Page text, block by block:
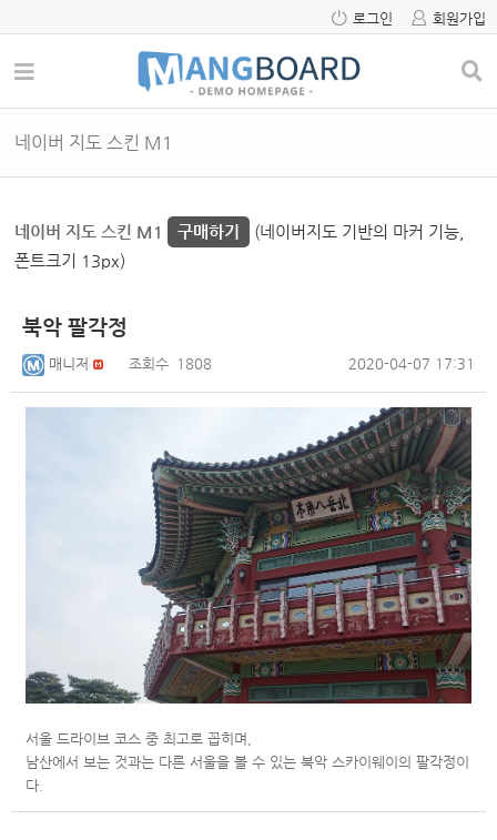
로그인 회원가입
네이버 지도 스킨 M1
네이버 지도 스킨 M1 구매하기
(네이버지도 기반의 마커 기능,
폰트크기 13px)
북악 팔각정
매니저 조회수 1808 2020-04-07 17:31
서울 드라이브 코스 중 최고로 꼽히며,
남산에서 보는 것과는 다른 서울을 볼 수 있는 북악 스카이웨이의 팔각정이
다.